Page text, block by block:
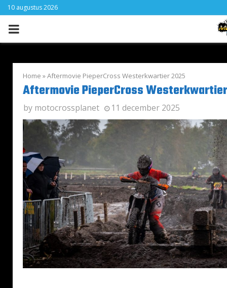
10 augustus 2026
PRIMARY
Home »Aftermovie PieperCross Westerkwartier 2025
Aftermovie PieperCross
by motocrossplanet 11 december 2025